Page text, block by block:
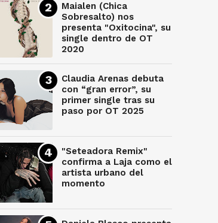
Maialen (Chica
Sobresalto) nos
presenta "Oxitocina", su
single dentro de OT
2020
Claudia Arenas debuta
con “gran error”, su
primer single tras su
paso por OT 2025
"Seteadora Remix"
confirma a Laja como el
artista urbano del
momento